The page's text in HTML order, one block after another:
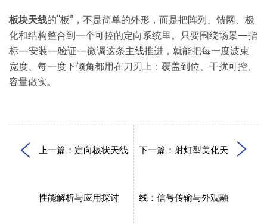
板块天线的“板”，不是简单的外形，而是把阵列、馈网、极
化和结构整合到一个可控的定向系统里。只要围绕场景—指
标—安装—验证—微调这条主线推进，就能把每一度波束
宽度、每一度下倾角都用在刀刃上：覆盖到位、干扰可控、
容量做实。
上一篇：定向板状天线
性能解析与应用探讨
下一篇：射灯型美化天
线：信号传输与外观融